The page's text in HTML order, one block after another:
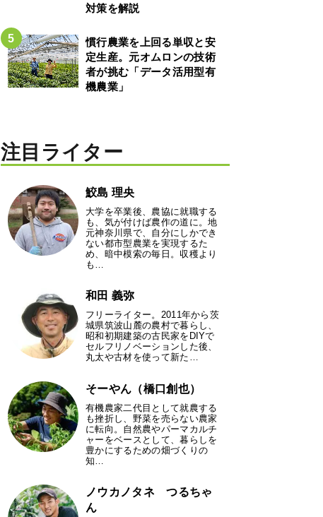
対策を解説
慣行農業を上回る単収と安
定生産。元オムロンの技術
者が挑む「データ活用型有
機農業」
注目ライター
鮫島 理央
大学を卒業後、農協に就職する
も、気が付けば農作の道に。地
元神奈川県で、自分にしかでき
ない都市型農業を実現するた
め、暗中模索の毎日。収穫より
も…
和田 義弥
フリーライター。2011年から茨
城県筑波山麓の農村で暮らし、
昭和初期建築の古民家をDIYで
セルフリノベーションした後、
丸太や古材を使って新た…
そーやん（橋口創也）
有機農家二代目として就農する
も挫折し、野菜を売らない農家
に転向。自然農やパーマカルチ
ャーをベースとして、暮らしを
豊かにするための畑づくりの
知…
ノウカノタネ つるちゃ
ん